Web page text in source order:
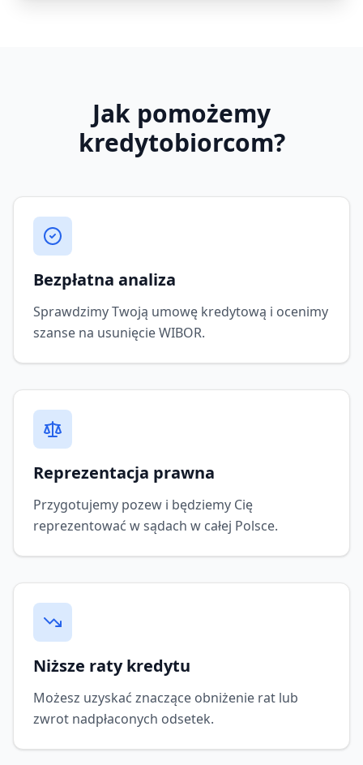
Jak pomożemy
kredytobiorcom?
Bezpłatna analiza
Sprawdzimy Twoją umowę kredytową i ocenimy
szanse na usunięcie WIBOR.
Reprezentacja prawna
Przygotujemy pozew i będziemy Cię
reprezentować w sądach w całej Polsce.
Niższe raty kredytu
Możesz uzyskać znaczące obniżenie rat lub
zwrot nadpłaconych odsetek.